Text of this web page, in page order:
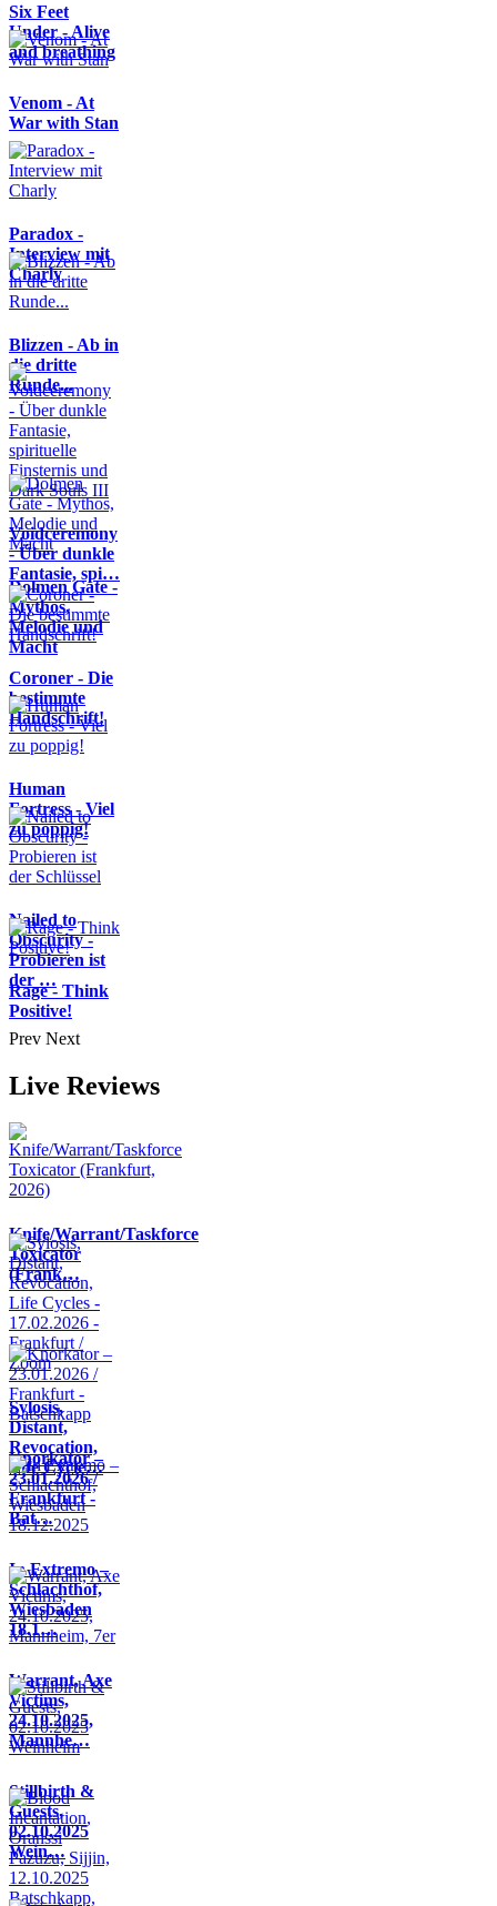
Six Feet
Under - Alive
and breathing
Venom - At
War with Stan
Paradox -
Interview mit
Charly
Blizzen - Ab in
die dritte
Runde...
Voidceremony
- Über dunkle
Fantasie, spi…
Dolmen Gate -
Mythos,
Melodie und
Macht
Coroner - Die
bestimmte
Handschrift!
Human
Fortress - Viel
zu poppig!
Nailed to
Obscurity -
Probieren ist
der …
Rage - Think
Positive!
Prev Next
Live Reviews
Knife/Warrant/Taskforce
Toxicator
(Frank…
Sylosis,
Distant,
Revocation,
Life Cycle…
Knorkator –
23.01.2026 /
Frankfurt -
Bat…
In Extremo –
Schlachthof,
Wiesbaden
18.1…
Warrant, Axe
Victims,
24.10.2025,
Mannhe…
Stillbirth &
Guests,
02.10.2025
Wein…